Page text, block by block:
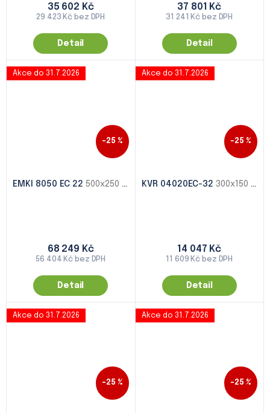
29 423 Kč bez DPH
35 602 Kč
Detail
31 241 Kč bez DPH
37 801 Kč
Detail
Akce do 31.7.2026
–25 %
EMKI 8050 EC 22 500x250 - 1000x500
56 404 Kč bez DPH
68 249 Kč
Detail
Akce do 31.7.2026
–25 %
KVR 04020EC-32 300x150 - 1000x500
11 609 Kč bez DPH
14 047 Kč
Detail
Akce do 31.7.2026
–25 %
Akce do 31.7.2026
–25 %